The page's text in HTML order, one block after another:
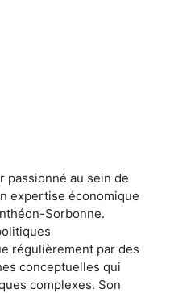
passionné au sein de
expertise économique
Sorbonne.
régulièrement par des
conceptuelles qui
complexes. Son